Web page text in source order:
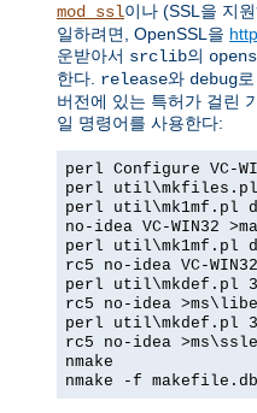
mod_ssl이나 (SSL을 지
일하려면, OpenSSL을
운받아서 srclib의
한다. release와 debug
버전에 있는 특허가 걸린
일 명령어를 사용한다:
perl Configure VC-
perl util\mkfiles.pl
perl util\mk1mf.pl
no-idea VC-WIN32
perl util\mk1mf.pl
rc5 no-idea VC-
perl util\mkdef.pl
rc5 no-idea
perl util\mkdef.pl 32
rc5 no-idea
nmake
nmake -f